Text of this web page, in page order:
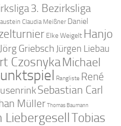
3. Bezirksliga
Claudia Meißner Daniel
Elke Weigelt Hanjo
Jörg Griebsch Jürgen Liebau
Czosnyka Michael
Rangliste René
Sebastian Carl
Müller Thomas Baumann
LiebergesellTobias